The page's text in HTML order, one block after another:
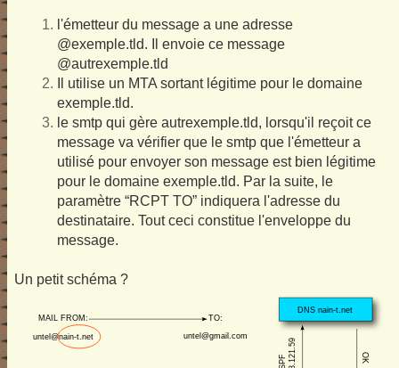
l'émetteur du message a une adresse
@exemple.tld. Il envoie ce message
@autrexemple.tld
Il utilise un MTA sortant légitime pour le domaine
exemple.tld.
le smtp qui gère autrexemple.tld, lorsqu'il reçoit ce
message va vérifier que le smtp que l'émetteur a
utilisé pour envoyer son message est bien légitime
pour le domaine exemple.tld. Par la suite, le
paramètre “RCPT TO” indiquera l'adresse du
destinataire. Tout ceci constitue l'enveloppe du
message.
Un petit schéma ?